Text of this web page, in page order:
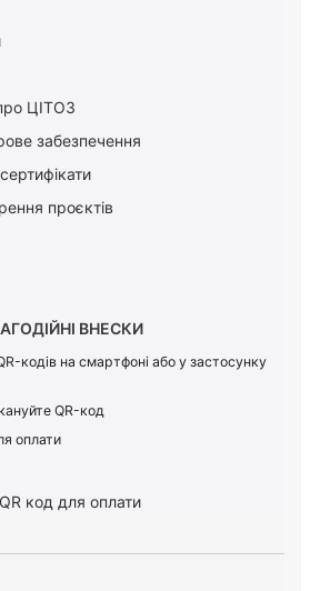
ЦІТОЗ
забезпечення
проєктів
ВНЕСКИ
кодів на смартфоні або у застосунку
QR-код
оплати